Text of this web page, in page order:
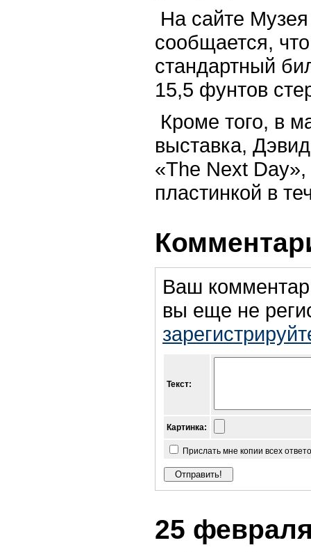
На сайте
сообщается,
стандартный
15,5 фунтов
Кроме того, в
выставка,
«The Next Day»,
пластинкой в
Ваш
вы еще не
Текст:
Картинка:
Прислать мне копии всех
25